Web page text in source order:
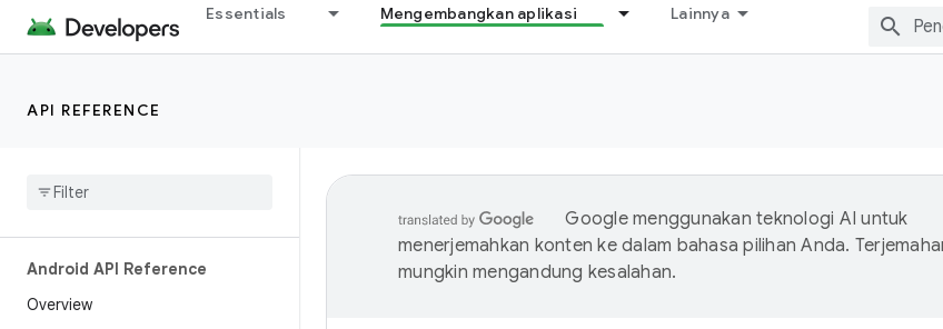
Essentials Mengembangkan aplikasi Lainnya
API REFERENCE
Android API Reference
Overview
Google menggunakan teknologi AI untuk
menerjemahkan konten ke dalam bahasa pilihan Anda.
mungkin mengandung kesalahan.